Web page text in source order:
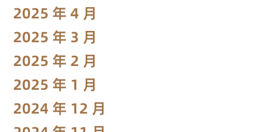
2025 年 4 月
2025 年 3 月
2025 年 2 月
2025 年 1 月
2024 年 12 月